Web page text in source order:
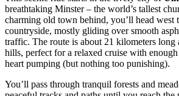
breathtaking Minster – the world’s tallest
charming old town behind, you’ll head west
countryside, mostly gliding over smooth
traffic. The route is about 21 kilometers long
hills, perfect for a relaxed cruise with
heart pumping (but nothing too punishing).
You’ll pass through tranquil forests and